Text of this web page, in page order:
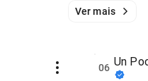
Ver mais
06 Un